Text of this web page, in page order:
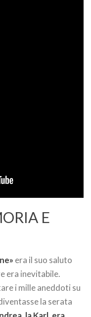
E
era il suo saluto
era inevitabile.
i mille aneddoti su
la serata